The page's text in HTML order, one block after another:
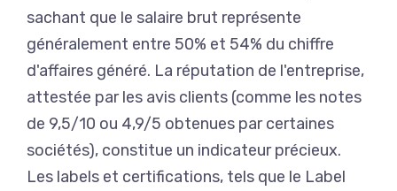
sachant que le salaire brut représente
généralement entre 50% et 54% du chiffre
d'affaires généré. La réputation de l'entreprise,
attestée par les avis clients (comme les notes
de 9,5/10 ou 4,9/5 obtenues par certaines
sociétés), constitue un indicateur précieux.
Les labels et certifications, tels que le Label